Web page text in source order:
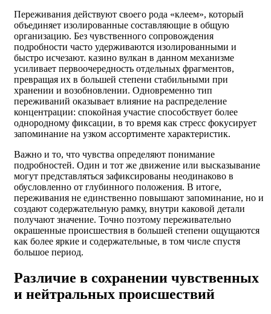
Переживания действуют своего рода «клеем», который
объединяет изолированные составляющие в общую
организацию. Без чувственного сопровождения
подробности часто удерживаются изолированными и
быстро исчезают. казино вулкан в данном механизме
усиливает первоочередность отдельных фрагментов,
превращая их в большей степени стабильными при
хранении и возобновлении. Одновременно тип
переживаний оказывает влияние на распределение
концентрации: спокойная участие способствует более
однородному фиксации, в то время как стресс фокусирует
запоминание на узком ассортименте характеристик.
Важно и то, что чувства определяют понимание
подробностей. Один и тот же движение или высказывание
могут представляться зафиксированы неодинаково в
обусловленно от глубинного положения. В итоге,
переживания не единственно повышают запоминание, но и
создают содержательную рамку, внутри каковой детали
получают значение. Точно поэтому переживательно
окрашенные происшествия в большей степени ощущаются
как более яркие и содержательные, в том числе спустя
большое период.
Различие в сохранении чувственных
и нейтральных происшествий